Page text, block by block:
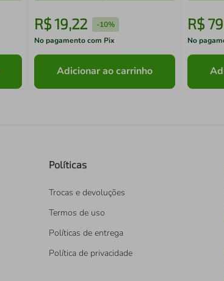
R$19,22 -10%
No pagamento com Pix
Adicionar ao carrinho
R$79
No
Políticas
Trocas e devoluções
Termos de uso
Políticas de entrega
Política de privacidade